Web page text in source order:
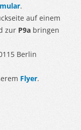
.
auf einem
zur P9a bringen
Berlin
Flyer.